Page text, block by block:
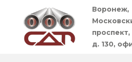
Воронеж,
проспект,
д. 130,